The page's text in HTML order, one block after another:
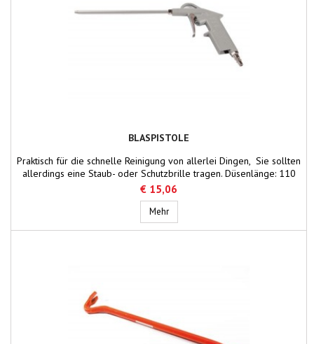
BLASPISTOLE
Praktisch für die schnelle Reinigung von allerlei Dingen, Sie sollten
allerdings eine Staub- oder Schutzbrille tragen. Düsenlänge: 110
mm Anschluss: 1/4" Innengewinde
€ 15,06
MehrBlaspistole